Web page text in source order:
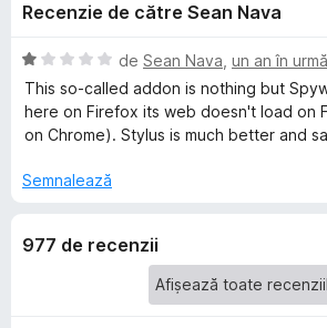
r
o
x
i
p
e
n
t
u
,
7
d
i
5
e
Recenzie de către Sean Nava
E
v
a
a
ă
de Sean Nava un an în urmă
This so-called addon is nothing but
here on Firefox its web doesn't load on
on Chrome). Stylus is much better and
Semnalează
977 de recenzii